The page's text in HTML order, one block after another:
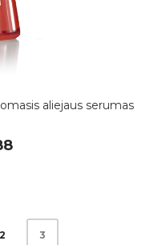
aliejaus serumas
2 3